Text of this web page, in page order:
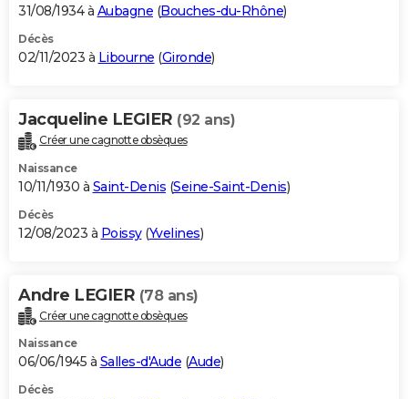
31/08/1934 à Aubagne (Bouches-du-Rhône)
Décès
02/11/2023 à Libourne (Gironde)
Jacqueline LEGIER (92 ans)
Créer une cagnotte obsèques
Naissance
10/11/1930 à Saint-Denis (Seine-Saint-Denis)
Décès
12/08/2023 à Poissy(Yvelines)
Andre LEGIER (78 ans)
Créer une cagnotte obsèques
Naissance
06/06/1945 à Salles-d'Aude (Aude)
Décès